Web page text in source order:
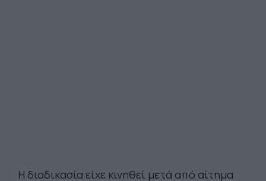
Η διαδικασία είχε κινηθεί μετά από αίτημα